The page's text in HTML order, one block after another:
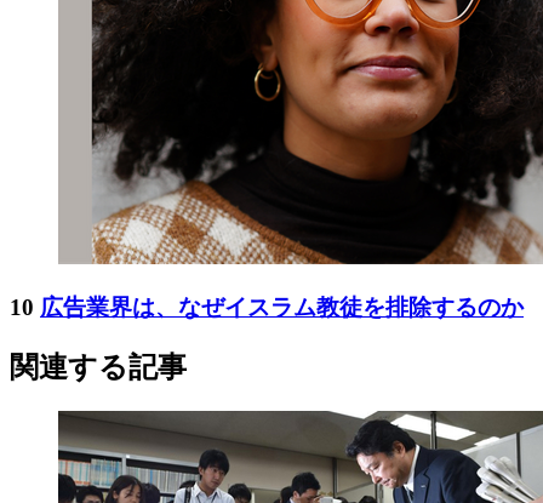
10 広告業界は、なぜイスラム教徒を排除するのか
関連する記事